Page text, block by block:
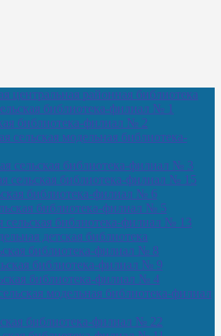
центральная районная библиотека
библиотека-филиал № 1
библиотека-филиал № 2
сельская модельная библиотека-
сельская библиотека-филиал № 3
сельская библиотека-филиал № 15
библиотека-филиал № 6
библиотека-филиал № 5
сельская библиотека-филиал № 13
детская библиотека
библиотека-филиал № 8
библиотека-филиал № 9
библиотека-филиал № 4
модельная библиотека-филиал
библиотека-филиал № 22